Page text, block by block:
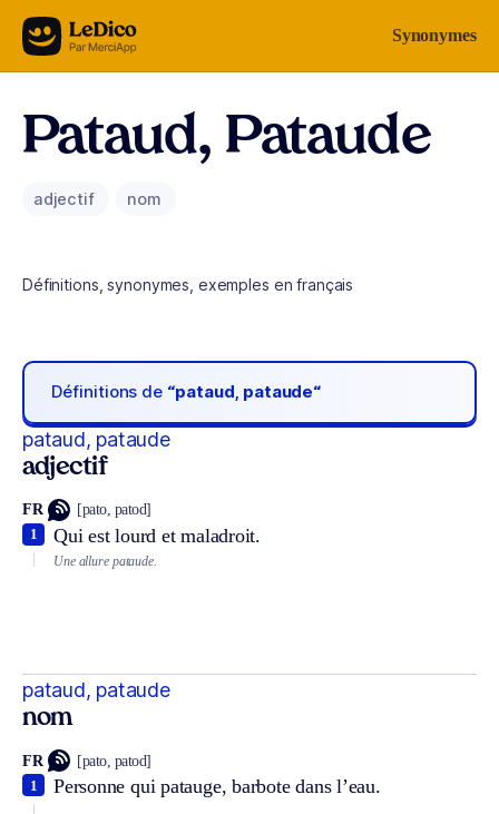
Aller au contenu Synonymes
Pataud, Pataude
adjectif nom
Définitions, synonymes, exemples en français
Définitions de “pataud, pataude“
pataud, pataude
adjectif
FR [pato, patod]
Qui est lourd et maladroit.
1
Une allure pataude.
pataud, pataude
nom
FR [pato, patod]
Personne qui patauge, barbote dans l’eau.
1